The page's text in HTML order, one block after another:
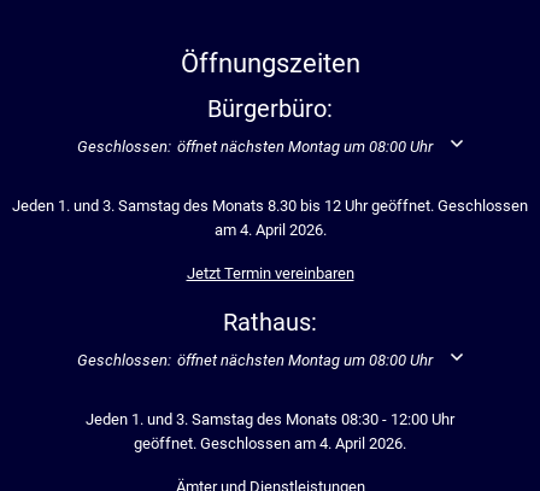
Öffnungszeiten
Bürgerbüro:
Klicken, um weitere Öffnungs- oder Schließzeiten auszublenden
Geschlossen: öffnet nächsten Montag um 08:00 Uhr
Jeden 1. und 3. Samstag des Monats 8.30 bis 12 Uhr geöffnet. Geschlossen
am 4. April 2026.
Jetzt Termin vereinbaren
Rathaus:
Klicken, um weitere Öffnungs- oder Schließzeiten auszublenden
Geschlossen: öffnet nächsten Montag um 08:00 Uhr
Jeden 1. und 3. Samstag des Monats 08:30 - 12:00 Uhr
geöffnet. Geschlossen am 4. April 2026.
Ämter und Dienstleistungen